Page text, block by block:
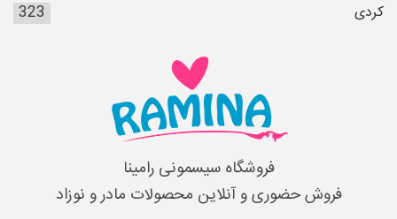
کردی
323
فروشگاه سیسمونی رامینا
فروش حضوری و آنلاین محصولات مادر و نوزاد